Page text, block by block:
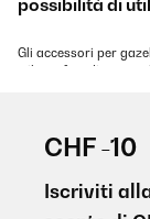
possibilità di
Gli accessori per
e il comfort di un
Pareti
CHF -10
Iscriviti